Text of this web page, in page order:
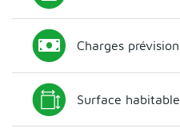
Charges
Surface